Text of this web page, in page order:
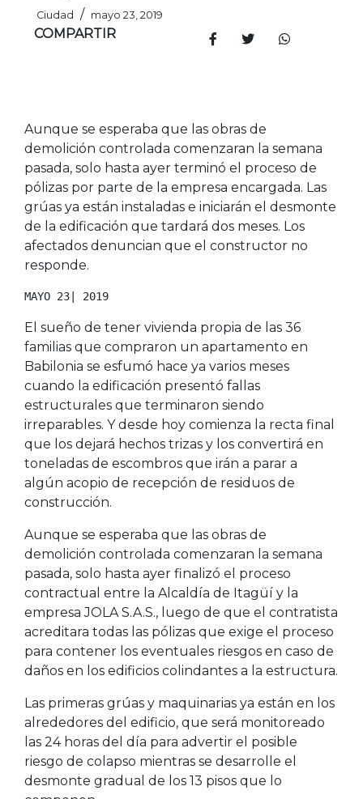
Ciudad / mayo 23, 2019
COMPARTIR
Aunque se esperaba que las obras de
demolición controlada comenzaran la semana
pasada, solo hasta ayer terminó el proceso de
pólizas por parte de la empresa encargada. Las
grúas ya están instaladas e iniciarán el desmonte
de la edificación que tardará dos meses. Los
afectados denuncian que el constructor no
responde.
MAYO 23| 2019
El sueño de tener vivienda propia de las 36
familias que compraron un apartamento en
Babilonia se esfumó hace ya varios meses
cuando la edificación presentó fallas
estructurales que terminaron siendo
irreparables. Y desde hoy comienza la recta final
que los dejará hechos trizas y los convertirá en
toneladas de escombros que irán a parar a
algún acopio de recepción de residuos de
construcción.
Aunque se esperaba que las obras de
demolición controlada comenzaran la semana
pasada, solo hasta ayer finalizó el proceso
contractual entre la Alcaldía de Itagüí y la
empresa JOLA S.A.S., luego de que el contratista
acreditara todas las pólizas que exige el proceso
para contener los eventuales riesgos en caso de
daños en los edificios colindantes a la estructura.
Las primeras grúas y maquinarias ya están en los
alrededores del edificio, que será monitoreado
las 24 horas del día para advertir el posible
riesgo de colapso mientras se desarrolle el
desmonte gradual de los 13 pisos que lo